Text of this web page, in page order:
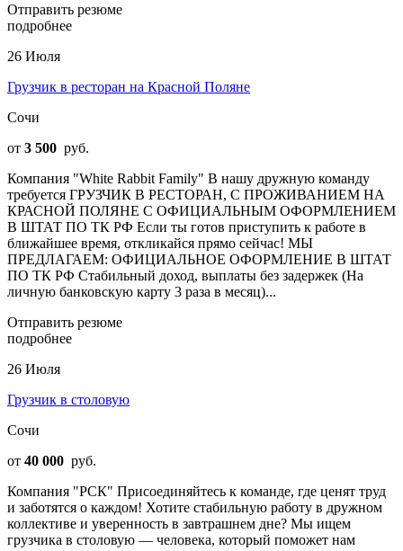
Отправить резюме
подробнее
26 Июля
Грузчик в ресторан на Красной Поляне
Сочи
от 3 500 руб.
Компания "White Rabbit Family" В нашу дружную команду
требуется ГРУЗЧИК В РЕСТОРАН, С ПРОЖИВАНИЕМ НА
КРАСНОЙ ПОЛЯНЕ С ОФИЦИАЛЬНЫМ ОФОРМЛЕНИЕМ
В ШТАТ ПО ТК РФ Если ты готов приступить к работе в
ближайшее время, откликайся прямо сейчас! МЫ
ПРЕДЛАГАЕМ: ОФИЦИАЛЬНОЕ ОФОРМЛЕНИЕ В ШТАТ
ПО ТК РФ Стабильный доход, выплаты без задержек (На
личную банковскую карту 3 раза в месяц)...
Отправить резюме
подробнее
26 Июля
Грузчик в столовую
Сочи
от 40 000 руб.
Компания "РСК" Присоединяйтесь к команде, где ценят труд
и заботятся о каждом! Хотите стабильную работу в дружном
коллективе и уверенность в завтрашнем дне? Мы ищем
грузчика в столовую — человека, который поможет нам